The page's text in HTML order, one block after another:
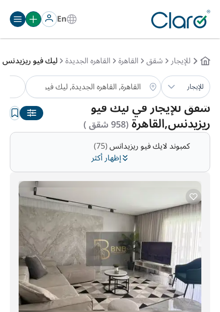
En
للإيجار شقق القاهرة القاهره الجديدة ليك فيو ريزيدنس
للإيجار
شقق للإيجار في ليك فيو
ريزيدنس,القاهرة(958 شقق )
الترتيب:تلقائي
إظهار أكثر
كمبوند لايك فيو ريزيدانس(75)